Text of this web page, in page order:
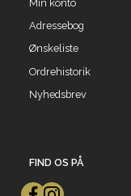
Min konto
Adressebog
Ønskeliste
Ordrehistorik
Nyhedsbrev
FIND OS PÅ